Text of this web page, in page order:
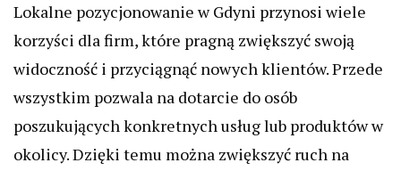
Lokalne pozycjonowanie w Gdyni przynosi wiele
korzyści dla firm, które pragną zwiększyć swoją
widoczność i przyciągnąć nowych klientów. Przede
wszystkim pozwala na dotarcie do osób
poszukujących konkretnych usług lub produktów w
okolicy. Dzięki temu można zwiększyć ruch na